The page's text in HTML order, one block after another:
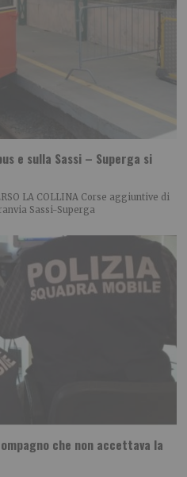
e sulla Sassi – Superga si
LA COLLINA Corse aggiuntive di
Sassi-Superga
che non accettava la